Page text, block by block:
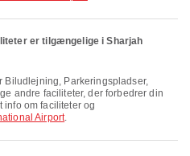
er tilgængelige i Sharjah
andre faciliteter, der forbedrer din
info om faciliteter og
Airport.